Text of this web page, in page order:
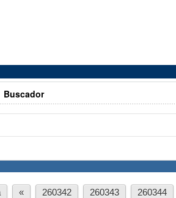
Buscador
« 260342 260343 260344